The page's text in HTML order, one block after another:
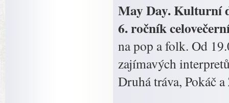
May Day.Kulturní
6. ročník
na pop a folk. Od
zajímavých
Druhá tráva, Pokáč